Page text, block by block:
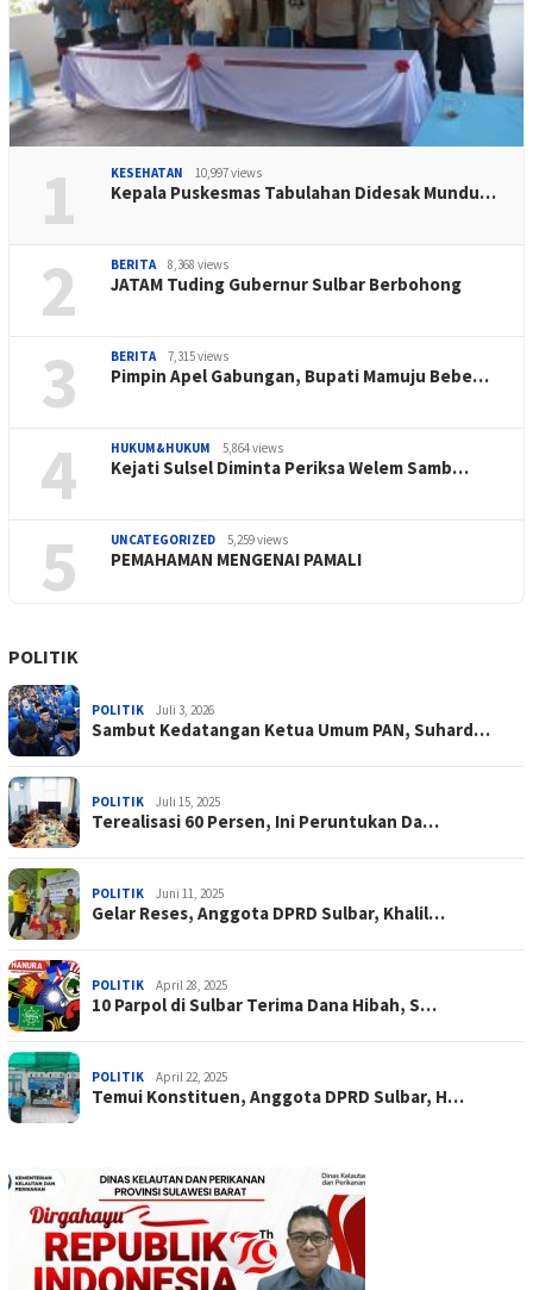
1 KESEHATAN 10,997 views
Kepala Puskesmas Tabulahan Didesak Mundu…
2 BERITA 8,368 views
JATAM Tuding Gubernur Sulbar Berbohong
3 BERITA 7,315 views
Pimpin Apel Gabungan, Bupati Mamuju Bebe…
4 HUKUM&HUKUM 5,864 views
Kejati Sulsel Diminta Periksa Welem Samb…
5 UNCATEGORIZED 5,259 views
PEMAHAMAN MENGENAI PAMALI
POLITIK
POLITIK Juli 3, 2026
Sambut Kedatangan Ketua Umum PAN, Suhard…
POLITIK Juli 15, 2025
Terealisasi 60 Persen, Ini Peruntukan Da…
POLITIK Juni 11, 2025
Gelar Reses, Anggota DPRD Sulbar, Khalil…
POLITIK April 28, 2025
10 Parpol di Sulbar Terima Dana Hibah, S…
POLITIK April 22, 2025
Temui Konstituen, Anggota DPRD Sulbar, H…